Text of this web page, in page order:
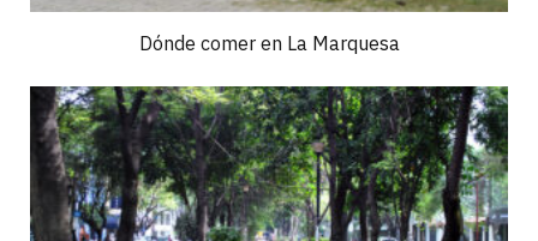
Dónde comer en La Marquesa